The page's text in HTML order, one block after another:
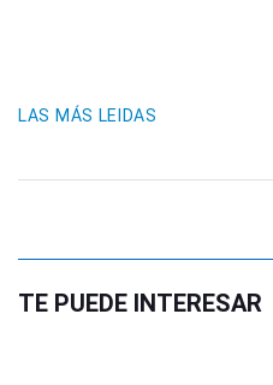
LAS MÁS LEIDAS
TE PUEDE INTERESAR